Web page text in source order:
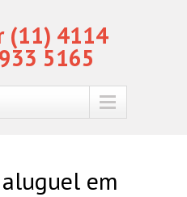
(11) 4114
5165
em